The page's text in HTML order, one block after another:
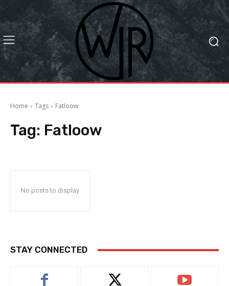
Home Tags Fatloow
Tag: Fatloow
No posts to display
STAY CONNECTED